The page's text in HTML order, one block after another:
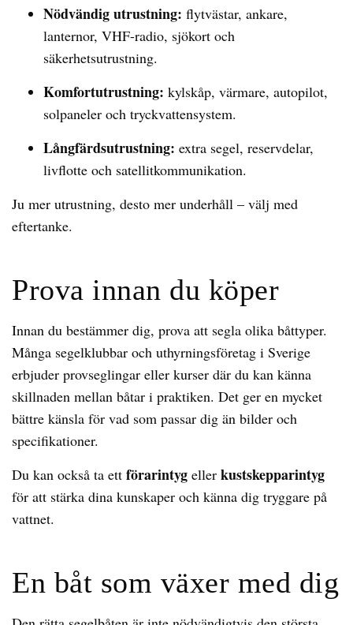
Nödvändig utrustning: flytvästar, ankare,
lanternor, VHF-radio, sjökort och
säkerhetsutrustning.
Komfortutrustning: kylskåp, värmare, autopilot,
solpaneler och tryckvattensystem.
Långfärdsutrustning: extra segel, reservdelar,
livflotte och satellitkommunikation.
Ju mer utrustning, desto mer underhåll – välj med
eftertanke.
Prova innan du köper
Innan du bestämmer dig, prova att segla olika båttyper.
Många segelklubbar och uthyrningsföretag i Sverige
erbjuder provseglingar eller kurser där du kan känna
skillnaden mellan båtar i praktiken. Det ger en mycket
bättre känsla för vad som passar dig än bilder och
specifikationer.
Du kan också ta ett förarintyg eller kustskepparintyg
för att stärka dina kunskaper och känna dig tryggare på
vattnet.
En båt som växer med dig